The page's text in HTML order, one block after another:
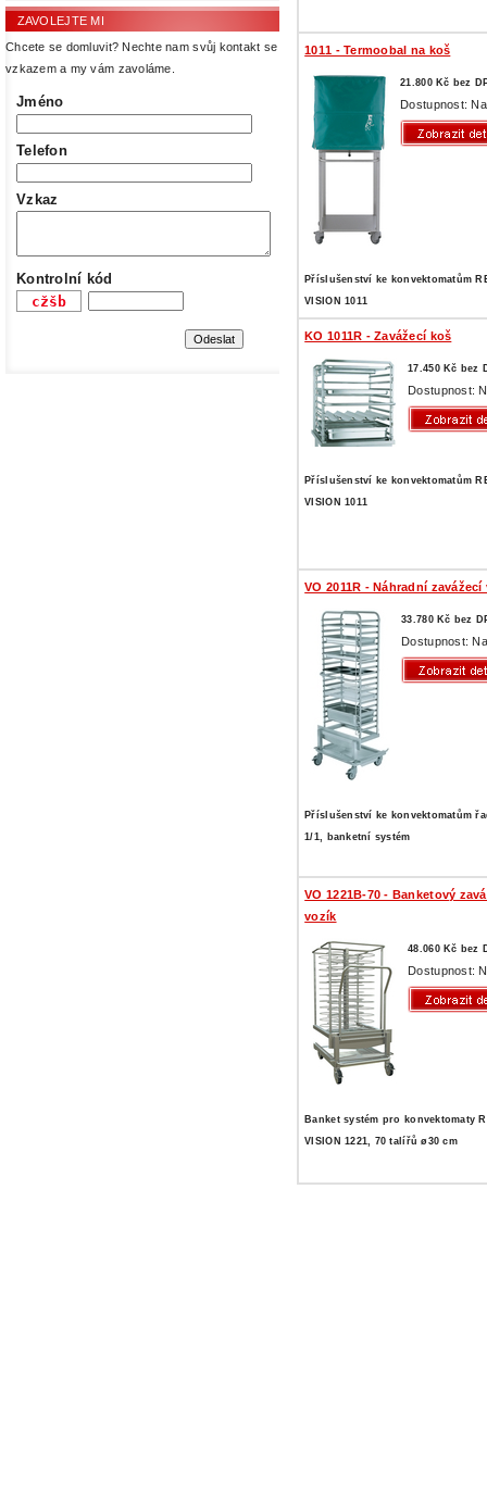
ZAVOLEJTE MI
Chcete se domluvit? Nechte nam svůj kontakt se
vzkazem a my vám zavoláme.
Jméno
Telefon
Vzkaz
Kontrolní kód
1011 - Termoobal na koš
21.800 Kč bez
Dostupnost:
Příslušenství ke konvektomatům
VISION 1011
KO 1011R - Zavážecí koš
17.450 Kč bez
Dostupnost:
Příslušenství ke konvektomatům
VISION 1011
VO 2011R - Náhradní zavážecí
33.780 Kč bez
Dostupnost:
Příslušenství ke konvektomatům
1/1, banketní systém
VO 1221B-70 - Banketový
vozík
48.060 Kč bez
Dostupnost:
Banket systém pro konvektomaty
VISION 1221, 70 talířů ø30 cm